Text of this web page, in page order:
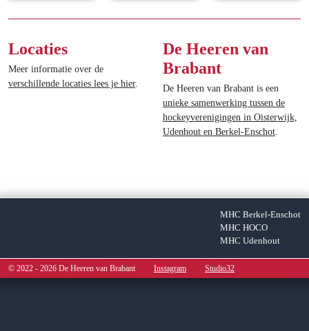
Locaties
Meer informatie over de
verschillende locaties lees je hier.
De Heeren van
Brabant
De Heeren van Brabant is een
unieke samenwerking tussen de
hockeyverenigingen in Oisterwijk,
Udenhout en Berkel-Enschot
MHC Berkel-Enschot
MHC HOCO
MHC Udenhout
© 2022 - 2026 De Heeren van Brabant Instagram Studio32